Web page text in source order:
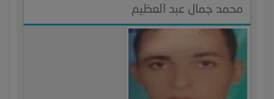
محمد جمال عبد العظيم